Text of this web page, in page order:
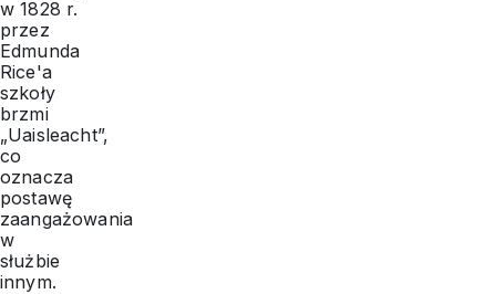
w 1828 r.
przez
Edmunda
Rice'a
szkoły
brzmi
„Uaisleacht”,
co
oznacza
postawę
zaangażowania
w
służbie
innym.